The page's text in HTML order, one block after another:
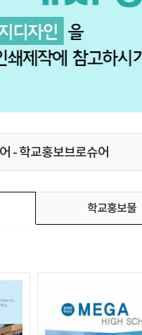
- 학교홍보브로슈어
학교홍보물